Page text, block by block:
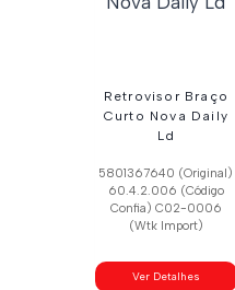
Retrovisor Braço
Curto Nova Daily
Ld
5801367640 (Original)
60.4.2.006 (Código
Confia) C02-0006
(Wtk Import)
Ver Detalhes